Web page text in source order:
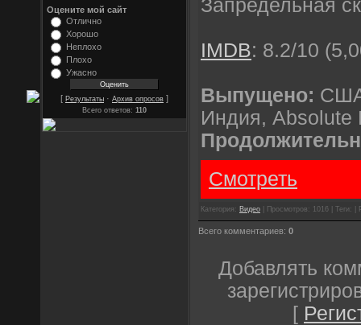
Оцените мой сайт
Отлично
Хорошо
Неплохо
Плохо
Ужасно
[ Результаты · Архив опросов ]
Всего ответов: 110
Запредельная
IMDB: 8.2/10
Выпущено: США
Индия, Absolute
Смотреть
Категория: Видео | Просмотров: 1016 | Теги: |
Всего комментариев: 0
Добавлять
[